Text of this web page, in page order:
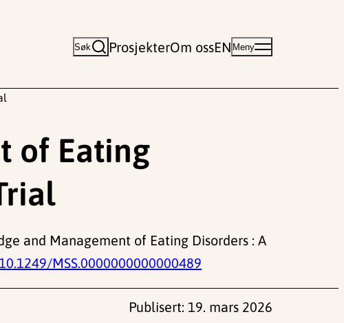
Søk ProsjekterOm ossEN Meny
of Eating
and Management of Eating Disorders : A
10.1249/MSS.0000000000000489
Publisert: 19. mars 2026